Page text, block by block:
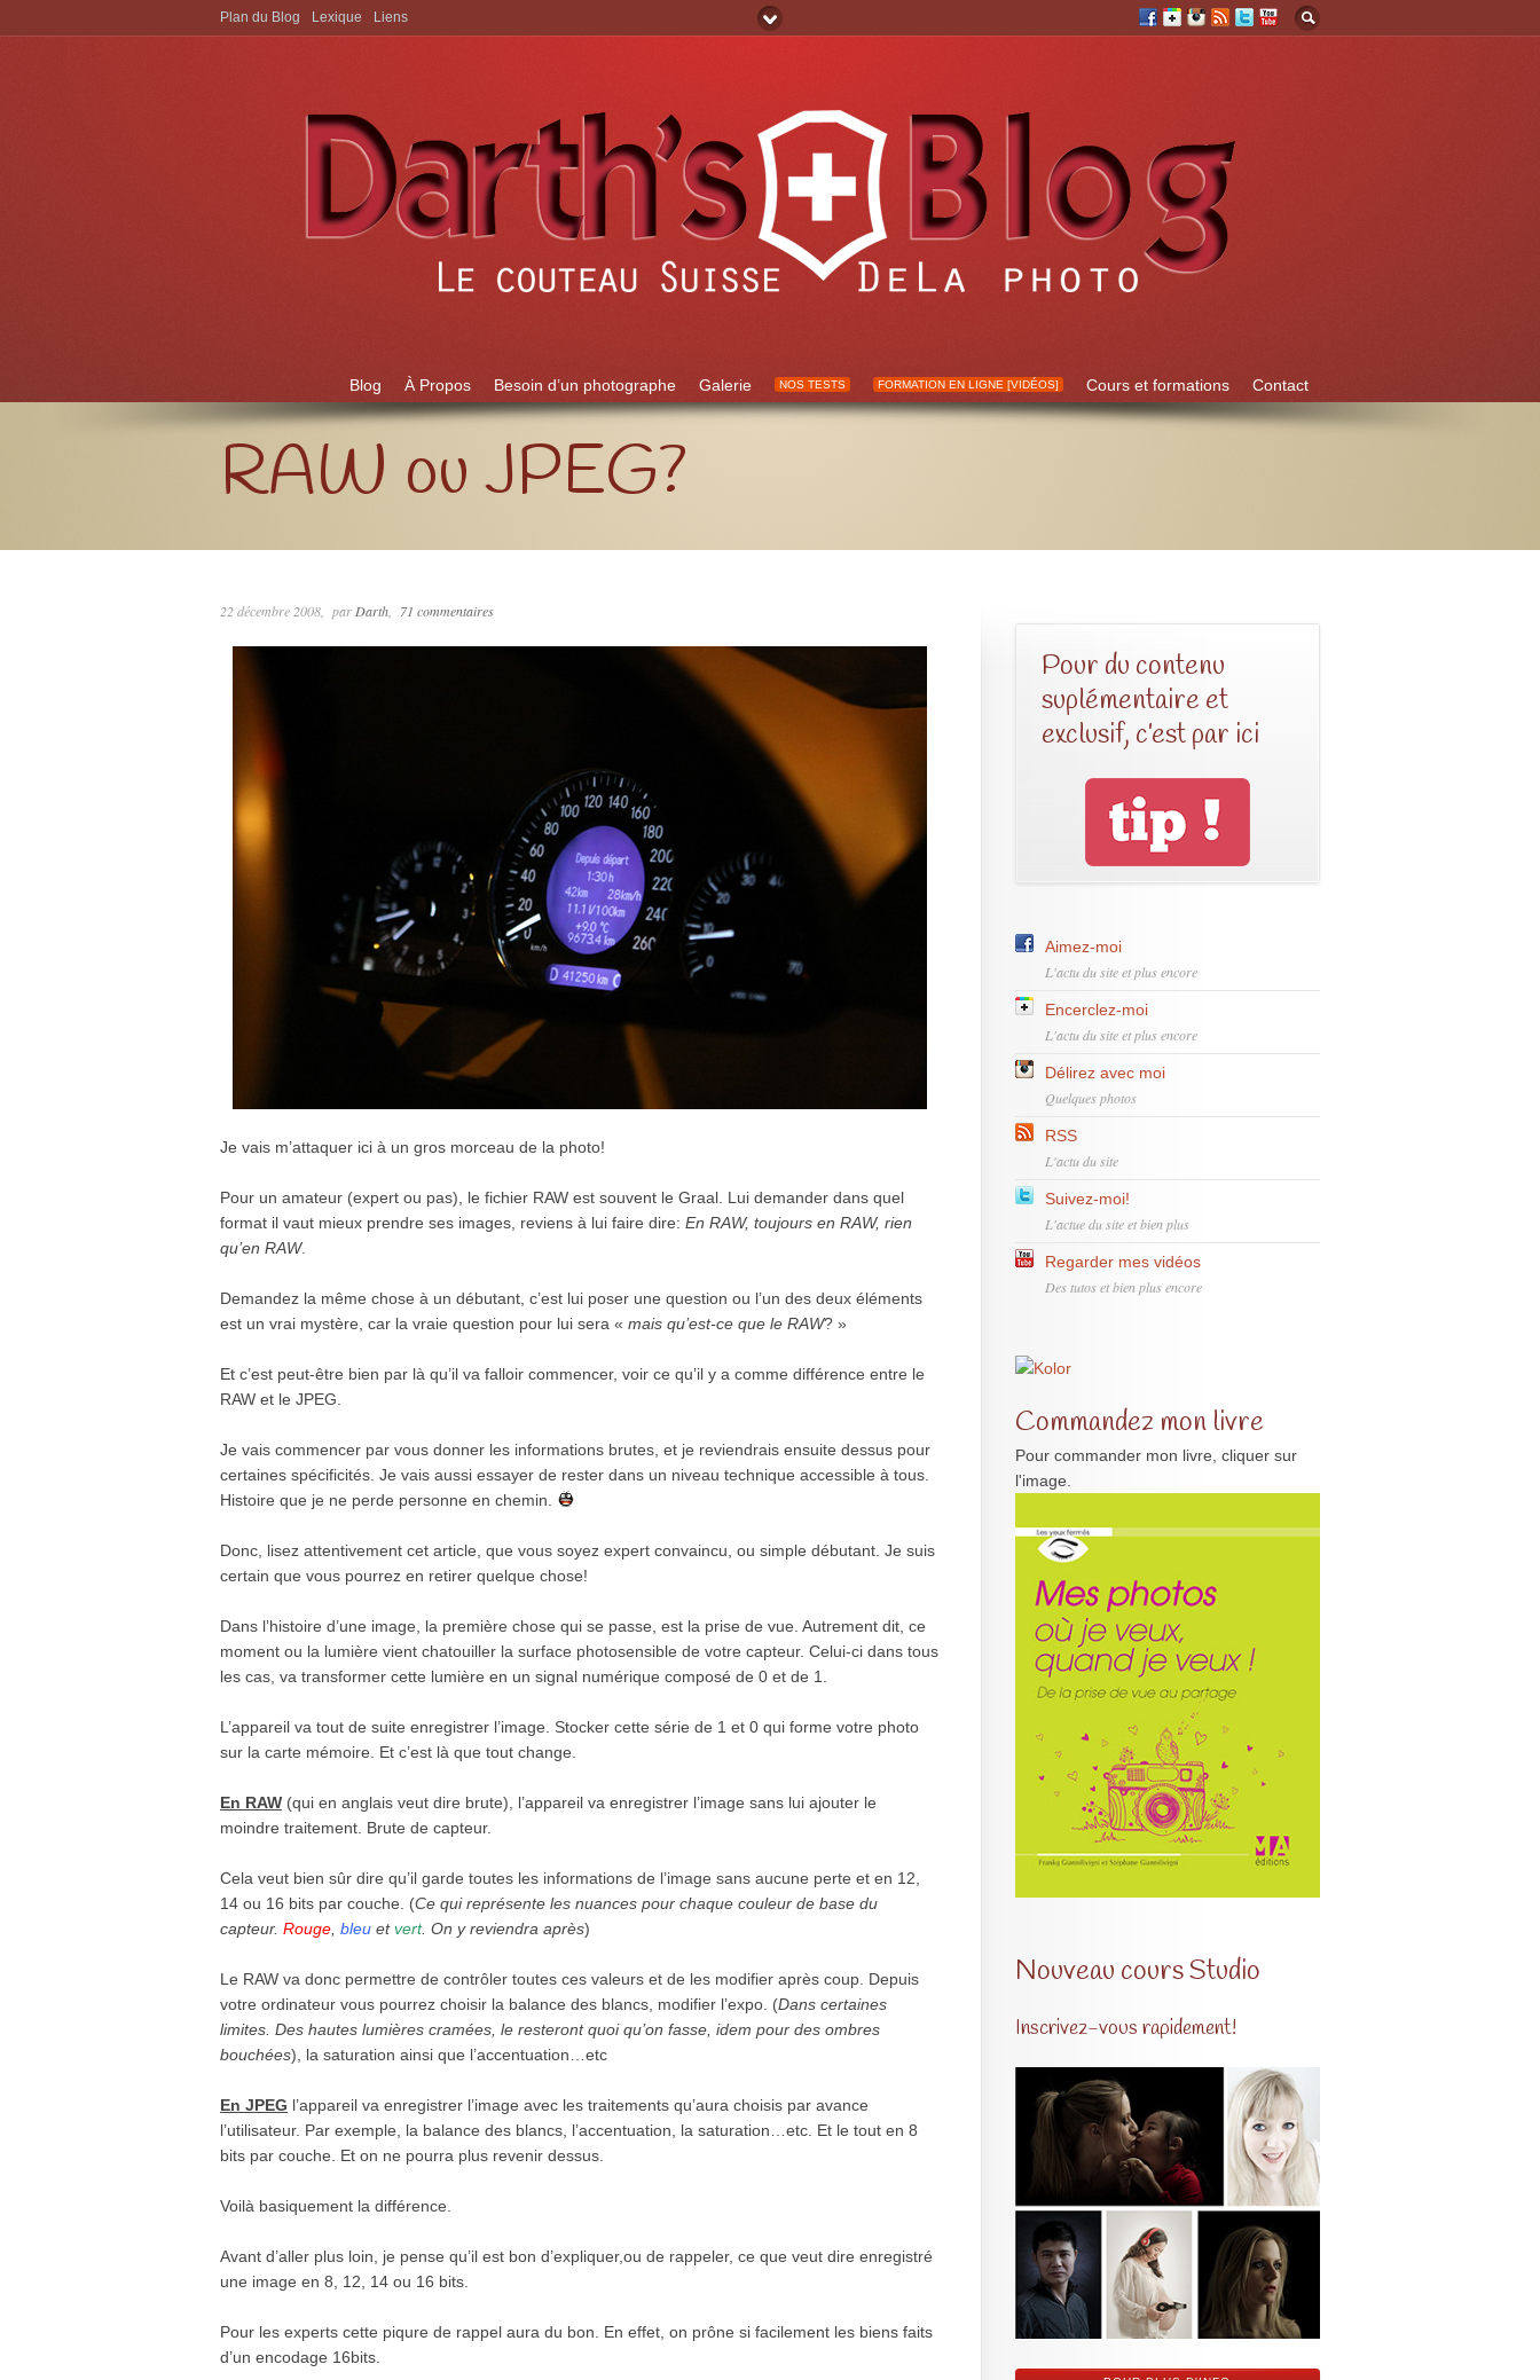
Aller à:
Blog À Propos Besoin d’un photographe Galerie NOS TESTS FORMATION EN LIGNE [VIDÉOS] Cours et formations Contact
Plan du Blog Lexique Liens
RAW ou JPEG?
22 décembre 2008 par Darth 71 commentaires
Je vais m’attaquer ici à un gros morceau de la photo!
Pour un amateur (expert ou pas), le fichier RAW est souvent le Graal. Lui demander dans quel
format il vaut mieux prendre ses images, reviens à lui faire dire: En RAW, toujours en RAW, rien
qu’en RAW.
Demandez la même chose à un débutant, c’est lui poser une question ou l’un des deux éléments
est un vrai mystère, car la vraie question pour lui sera « mais qu’est-ce que le RAW? »
Et c’est peut-être bien par là qu’il va falloir commencer, voir ce qu’il y a comme différence entre le
RAW et le JPEG.
Je vais commencer par vous donner les informations brutes, et je reviendrais ensuite dessus pour
certaines spécificités. Je vais aussi essayer de rester dans un niveau technique accessible à tous.
Histoire que je ne perde personne en chemin.
Donc, lisez attentivement cet article, que vous soyez expert convaincu, ou simple débutant. Je suis
certain que vous pourrez en retirer quelque chose!
Dans l’histoire d’une image, la première chose qui se passe, est la prise de vue. Autrement dit, ce
moment ou la lumière vient chatouiller la surface photosensible de votre capteur. Celui-ci dans tous
les cas, va transformer cette lumière en un signal numérique composé de 0 et de 1.
L’appareil va tout de suite enregistrer l’image. Stocker cette série de 1 et 0 qui forme votre photo
sur la carte mémoire. Et c’est là que tout change.
En RAW (qui en anglais veut dire brute), l’appareil va enregistrer l’image sans lui ajouter le
moindre traitement. Brute de capteur.
Cela veut bien sûr dire qu’il garde toutes les informations de l’image sans aucune perte et en 12,
14 ou 16 bits par couche. (Ce qui représente les nuances pour chaque couleur de base du
capteur. Rouge bleu etvert. On y reviendra après)
Le RAW va donc permettre de contrôler toutes ces valeurs et de les modifier après coup. Depuis
votre ordinateur vous pourrez choisir la balance des blancs, modifier l’expo. (Dans certaines
limites. Des hautes lumières cramées, le resteront quoi qu’on fasse, idem pour des ombres
bouchées), la saturation ainsi que l’accentuation…etc
En JPEG l’appareil va enregistrer l’image avec les traitements qu’aura choisis par avance
l’utilisateur. Par exemple, la balance des blancs, l’accentuation, la saturation…etc. Et le tout en 8
bits par couche. Et on ne pourra plus revenir dessus.
Voilà basiquement la différence.
Avant d’aller plus loin, je pense qu’il est bon d’expliquer,ou de rappeler, ce que veut dire enregistré
une image en 8, 12, 14 ou 16 bits.
Pour les experts cette piqure de rappel aura du bon. En effet, on prône si facilement les biens faits
d’un encodage 16bits.
Pour du contenu
suplémentaire et
exclusif, c’est par ici
Aimez-moi
L'actu du site et plus encore
Encerclez-moi
L'actu du site et plus encore
Délirez avec moi
Quelques photos
RSS
L'actu du site
Suivez-moi!
L'actue du site et bien plus
Regarder mes vidéos
Des tutos et bien plus encore
Commandez mon livre
Pour commander mon livre, cliquer sur
l'image.
Nouveau cours Studio
Inscrivez-vous rapidement!